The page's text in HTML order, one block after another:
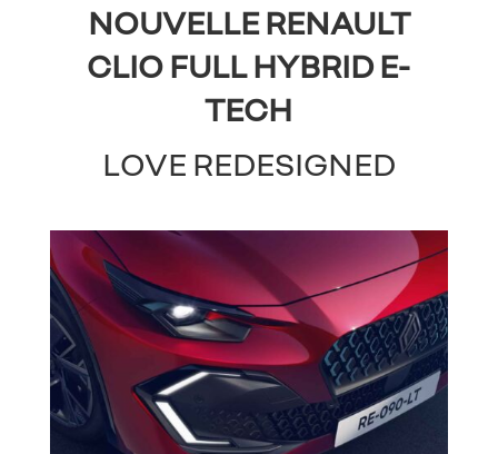
NOUVELLE RENAULT
CLIO FULL HYBRID E-
TECH
LOVE REDESIGNED